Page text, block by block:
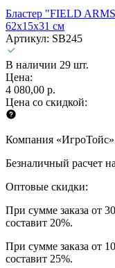
Бластер "FIELD
62х15х31 см
Артикул: SB245
В наличии 29 шт.
Цена:
4 080,00 р.
Цена со скидкой:
Компания «ИгроТойс»
Безналичный расчет
Оптовые скидки:
При сумме заказа от
составит 20%.
При сумме заказа от
составит 25%.